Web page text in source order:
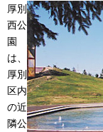
厚別
西公
園
は、
厚別
区内
の近
隣公